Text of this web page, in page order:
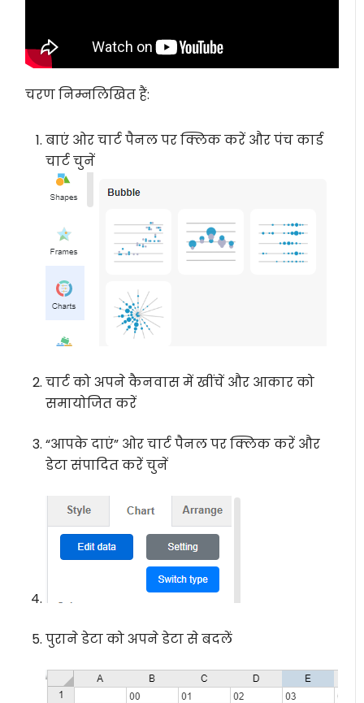
चरण निम्नलिखित हैं:
बाएं ओर चार्ट पैनल पर क्लिक करें और पंच कार्ड
चार्ट चुनें
चार्ट को अपने कैनवास में खींचें और आकार को
समायोजित करें
“आपके दाएं” ओर चार्ट पैनल पर क्लिक करें और
डेटा संपादित करें चुनें
पुराने डेटा को अपने डेटा से बदलें